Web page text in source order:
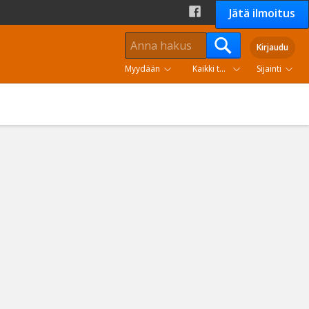
Jätä ilmoitus
Kirjaudu
Myydään
Kaikki tuoteryhmät Sijainti